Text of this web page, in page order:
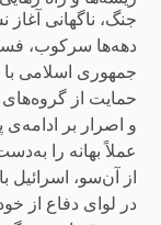
جنگ، ناگهانی آغاز
دهه‌ها سرکوب،
جمهوری اسلامی
حمایت از گروه‌های
و اصرار بر
عملاً بهانه را
از آن‌سو، اسرائیل
در لوای دفاع از